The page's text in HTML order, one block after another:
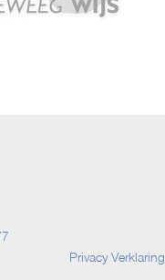
Privacy Verklaring